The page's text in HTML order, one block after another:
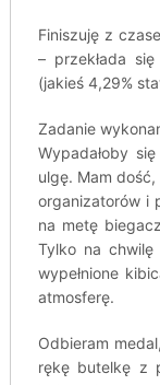
Finiszuję z
– przekłada się
(jakieś 4,29%
Zadanie
Wypadałoby
ulgę. Mam
organizatorów i
na metę
Tylko na
wypełnione
atmosferę.
Odbieram
rękę butelkę z